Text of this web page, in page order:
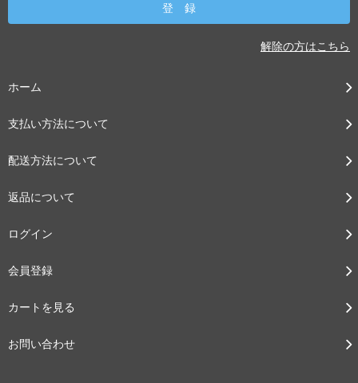
解除の方はこちら
ホーム
支払い方法について
配送方法について
返品について
ログイン
会員登録
カートを見る
お問い合わせ